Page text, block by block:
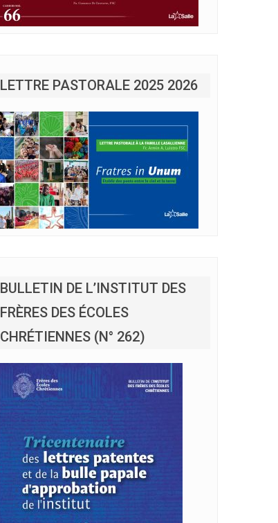
LETTRE PASTORALE 2025 2026
BULLETIN DE L’INSTITUT DES
FRÈRES DES ÉCOLES
CHRÉTIENNES (N° 262)